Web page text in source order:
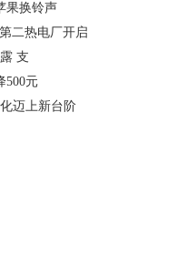
果换铃声
二热电厂开启
支
500元
迈上新台阶